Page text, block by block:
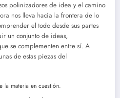
polinizadores de idea y el camino
nos lleva hacia la frontera de lo
el todo desde sus partes
un conjunto de ideas,
se complementen entre sí. A
de estas piezas del
la materia en cuestión.